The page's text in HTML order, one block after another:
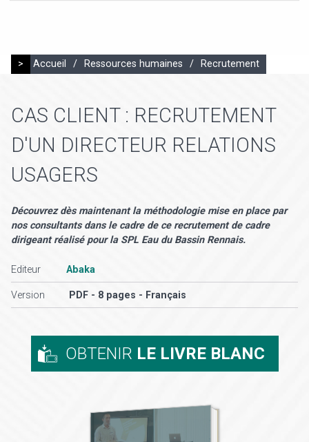
> Accueil / Ressources humaines / Recrutement
CAS CLIENT : RECRUTEMENT
D'UN DIRECTEUR RELATIONS
USAGERS
Découvrez dès maintenant la méthodologie mise en place par
nos consultants dans le cadre de ce recrutement de cadre
dirigeant réalisé pour la SPL Eau du Bassin Rennais.
Editeur Abaka
Version PDF - 8 pages - Français
OBTENIR LE LIVRE BLANC